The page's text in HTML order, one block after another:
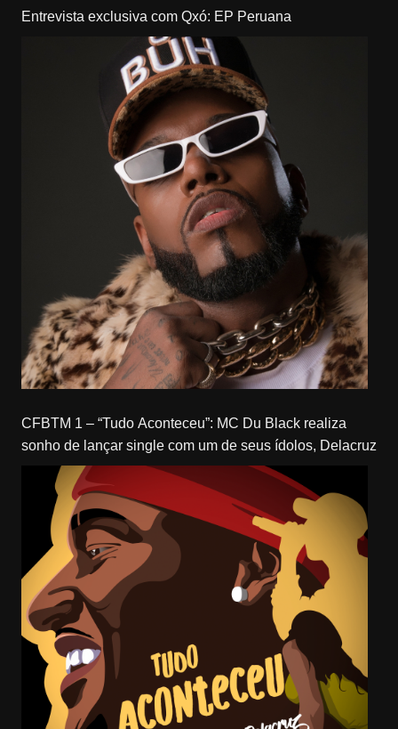
Entrevista exclusiva com Qxó: EP Peruana
CFBTM 1 – “Tudo Aconteceu”: MC Du Black realiza
sonho de lançar single com um de seus ídolos, Delacruz